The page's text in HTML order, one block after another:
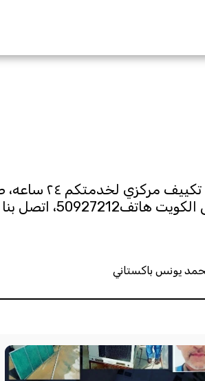
يونس باكستاني